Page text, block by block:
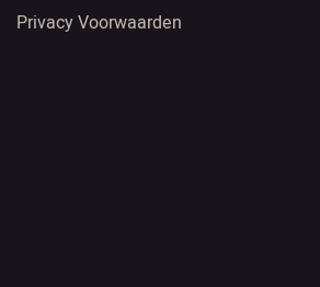
Privacy Voorwaarden